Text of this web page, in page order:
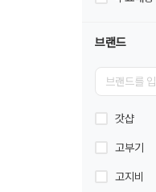
브랜드
갓샵
고부기
고지비